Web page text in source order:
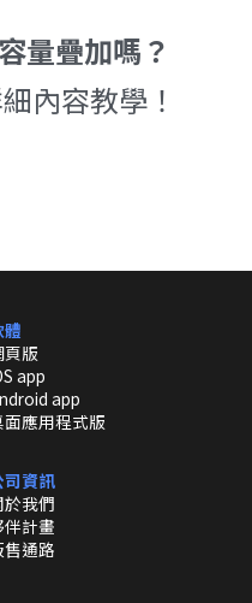
量疊加嗎？
內容教學！
體
頁版
app
app
面應用程式版
司資訊
於我們
伴計畫
售通路